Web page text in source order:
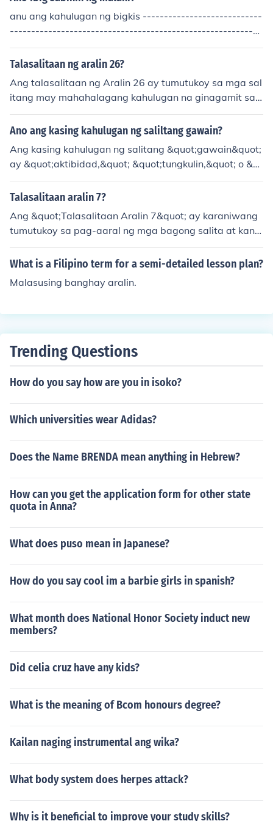
anu ang kahulugan ng bigkis ----------------------------
-----------------------------------------------------------
----------------- anq biqkis anq kahuluqan nun ay TALI
.. maraminq salamat ! sana makatulonq itonq saqot ko
Talasalitaan ng aralin 26?
Ang talasalitaan ng Aralin 26 ay tumutukoy sa mga sal
itang may mahahalagang kahulugan na ginagamit sa
partikular na konteksto ng aralin. Maaaring kasama rit
o ang mga bagong termino, mga salitang teknikal, at m
Ang pag-aaral ng talasalitaan ay nakatutulong sa mas
epektibong komunikasyon at mas malalim na pag-una
wa sa mga konsepto. Mahalaga ito upang mas mapala
wak ang kaalaman at kasanayan sa wika.
Ano ang kasing kahulugan ng saliltang gawain?
Ang kasing kahulugan ng salitang &quot;gawain&quot;
ay &quot;aktibidad,&quot; &quot;tungkulin,&quot; o &q
uot;trabaho.&quot; Ito ay tumutukoy sa mga bagay na i
sinasagawa o ginagawa ng isang tao, maaaring ito ay
raw. Sa konteksto ng paaralan, ang &quot;gawain&quo
t; ay maaaring tumukoy sa mga takdang-aralin o proye
kto.
Talasalitaan aralin 7?
Ang &quot;Talasalitaan Aralin 7&quot; ay karaniwang
tumutukoy sa pag-aaral ng mga bagong salita at kanil
ang mga kahulugan na ginagamit sa isang partikular n
a konteksto. Sa araling ito, maaaring talakayin ang mg
ksa, tulad ng kalikasan, teknolohiya, o kultura. Mahalag
yahan sa komunikasyon. Sa pamamagitan ng mga hali
mbawa at aktibidad, mas madaling mauunawaan at m
aiiugnay ang mga salita sa tunay na buhay.
What is a Filipino term for a semi-detailed lesson plan?
Malasusing banghay aralin.
Trending Questions
How do you say how are you in isoko?
Which universities wear Adidas?
Does the Name BRENDA mean anything in Hebrew?
How can you get the application form for other state
quota in Anna?
What does puso mean in Japanese?
How do you say cool im a barbie girls in spanish?
What month does National Honor Society induct new
members?
Did celia cruz have any kids?
What is the meaning of Bcom honours degree?
Kailan naging instrumental ang wika?
What body system does herpes attack?
Why is it beneficial to improve your study skills?